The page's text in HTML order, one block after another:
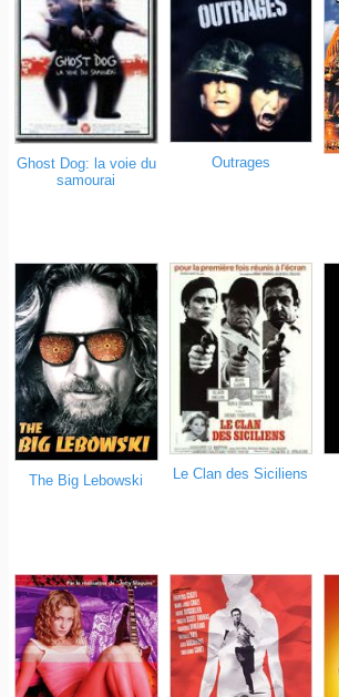
Ghost Dog: la voie du
samourai
Outrages
The Big Lebowski Le Clan des Siciliens